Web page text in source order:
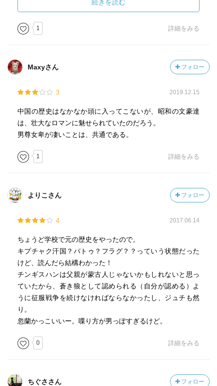
鉄木真の「合戦に勝ったときは、宜しく敵の女たちを寝台
の上に並べて敷きつめ、それを褥として寝むことである。
女という女にはモンゴルの子を孕ませ、モンゴルの子を産
セリフも強烈。
続きを読む
1 詳細をみる
Maxyさん フォロー
3 2019.12.15
中国の歴史はなかなか頭に入ってこないが、昭和の文豪達
は、壮大なロマンに魅せられていたのだろう。
男尊女卑が凄いことは、共通である。
1 詳細をみる
よりこさん フォロー
4 2017.06.14
ちょうど学校で元の歴史をやったので。
キプチャク汗国？バトゥ？フラグ？？っていう状態だった
けど、読んだら結構わかった！
チンギスハンは父親が蒙古人じゃないかもしれないと思っ
ていたから、蒼き狼として認められる（自分が認める）よ
うに征服戦争を続けなければならなかったし、ジュチも然
り。
忽蘭かっこいいー。喋り方が男っぽすぎるけど。
0 詳細をみる
ちぐささん フォロー